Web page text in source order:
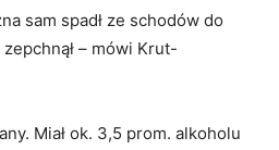
sam spadł ze schodów do
– mówi Krut-
Miał ok. 3,5 prom. alkoholu